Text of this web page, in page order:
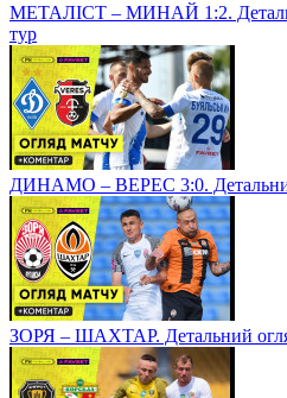
МЕТАЛІСТ – МИНАЙ 1:2.
тур
ДИНАМО – ВЕРЕС 3:0.
ЗОРЯ – ШАХТАР. Детальний